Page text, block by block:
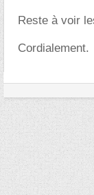
Reste à voir
Cordialement.